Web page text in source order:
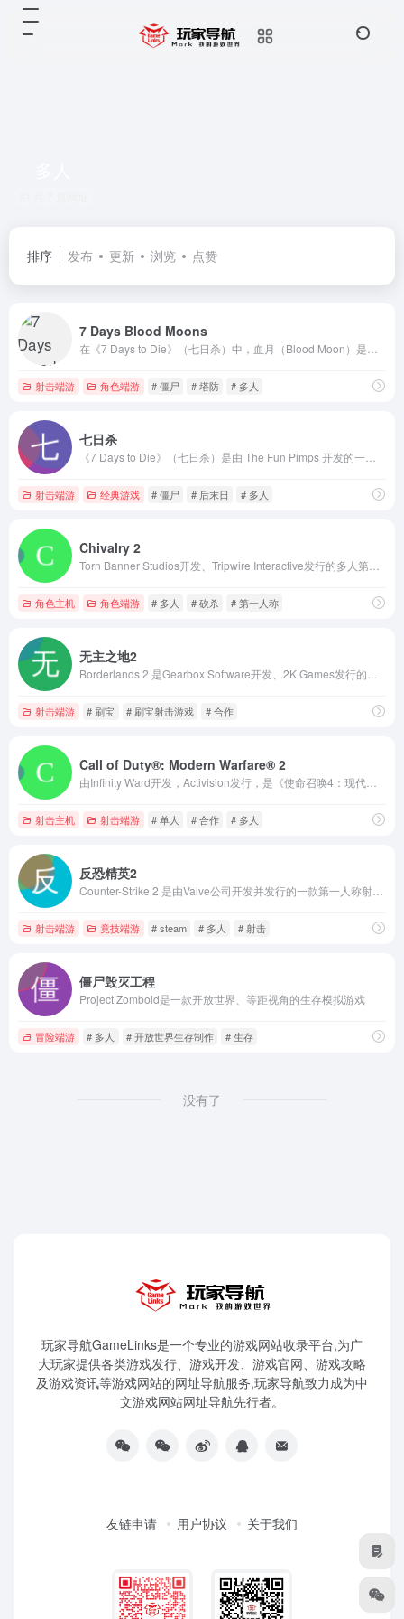
排序 发布 更新 浏览 点赞
7 Days Blood Moons
射击端游 角色端游 # 僵尸 # 塔防 # 多人
七日杀
射击端游 经典游戏 # 僵尸 # 后末日 # 多人
Chivalry 2
角色主机 角色端游 # 多人 # 砍杀 # 第一人称
无主之地2
射击端游 # 刷宝 # 刷宝射击游戏 # 合作
Call of Duty®: Modern Warfare® 2
射击主机 射击端游 # 单人 # 合作 # 多人
反恐精英2
射击端游 竟技端游 # steam # 多人 # 射击
僵尸毁灭工程
Project Zomboid是一款开放世界、等距视角的生存模拟游戏
冒险端游 # 多人 # 开放世界生存制作 # 生存
没有了
玩家导航GameLinks是一个专业的游戏网站收录平台,为广
大玩家提供各类游戏发行、游戏开发、游戏官网、游戏攻略
及游戏资讯等游戏网站的网址导航服务,玩家导航致力成为中
文游戏网站网址导航先行者。
友链申请 用户协议 关于我们